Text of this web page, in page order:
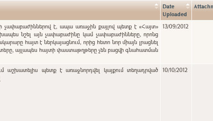
Date
Uploaded
չափաբաժիններով է, ապա առաջին քայլով պետք է «Հայտ»
նշել այն չափաբաժինը կամ չափաբաժինները, որոնց
հայտ է ներկայացնում, որից հետո նոր միայն լրացնել
այլապես հայտի փաստաթղթերը չեն բացվի գնահատման
13/09/2012
աշխատելիս պետք է առաջնորդվել կայքում տեղադրված
10/10/2012